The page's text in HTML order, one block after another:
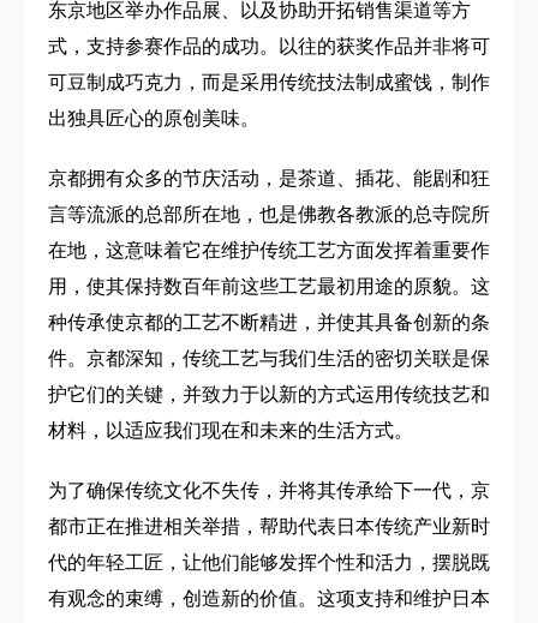
东京地区举办作品展、以及协助开拓销售渠道等方
式，支持参赛作品的成功。以往的获奖作品并非将可
可豆制成巧克力，而是采用传统技法制成蜜饯，制作
出独具匠心的原创美味。
京都拥有众多的节庆活动，是茶道、插花、能剧和狂
言等流派的总部所在地，也是佛教各教派的总寺院所
在地，这意味着它在维护传统工艺方面发挥着重要作
用，使其保持数百年前这些工艺最初用途的原貌。这
种传承使京都的工艺不断精进，并使其具备创新的条
件。京都深知，传统工艺与我们生活的密切关联是保
护它们的关键，并致力于以新的方式运用传统技艺和
材料，以适应我们现在和未来的生活方式。
为了确保传统文化不失传，并将其传承给下一代，京
都市正在推进相关举措，帮助代表日本传统产业新时
代的年轻工匠，让他们能够发挥个性和活力，摆脱既
有观念的束缚，创造新的价值。这项支持和维护日本